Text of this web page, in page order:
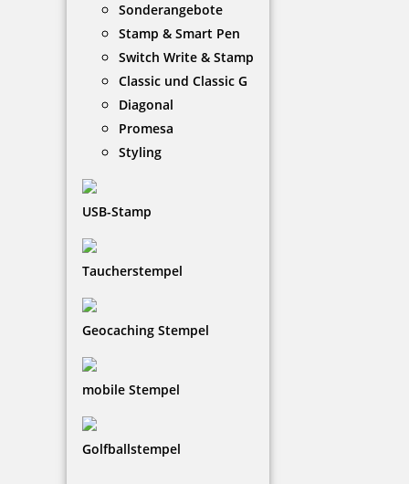
Sonderangebote
Stamp & Smart Pen
Switch Write & Stamp
Classic und Classic G
Diagonal
Promesa
Styling
USB-Stamp
Taucherstempel
Geocaching Stempel
mobile Stempel
Golfballstempel
Jetzt gestalten